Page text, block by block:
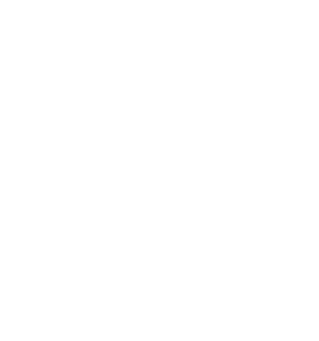
תליש ״השנה רק בשורות